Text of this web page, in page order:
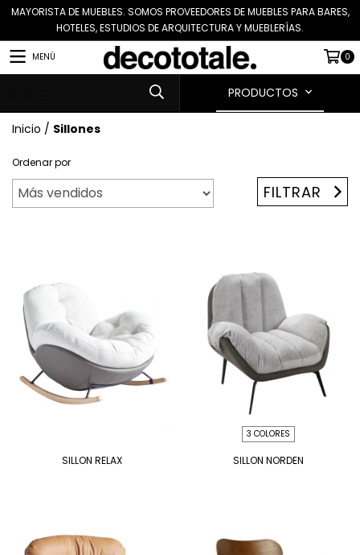
MAYORISTA DE MUEBLES. SOMOS PROVEEDORES DE MUEBLES PARA BARES,
HOTELES, ESTUDIOS DE ARQUITECTURA Y MUEBLERÍAS.
MENÚ 0
PRODUCTOS
Inicio / Sillones
Ordenar por
FILTRAR
SILLON RELAX
3 COLORES
SILLON NORDEN